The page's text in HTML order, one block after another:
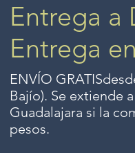
Entrega a
Entrega
ENVÍO GRATIS
Bajío). Se extiende
Guadalajara si la
pesos.